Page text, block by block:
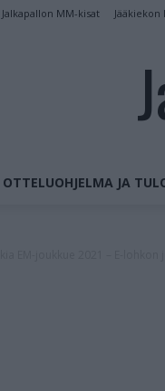
Jalkapallon MM-kisat Jääkiekon
OTTELUOHJELMA JA